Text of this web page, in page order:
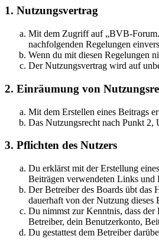
1. Nutzungsvertrag
Mit dem Zugriff auf „BVB-
nachfolgenden Regelungen
Wenn du mit diesen Regelungen
Der Nutzungsvertrag wird auf
2. Einräumung von
Mit dem Erstellen eines Beitrags
Das Nutzungsrecht nach Punkt 2,
3. Pflichten des Nutzers
Du erklärst mit der Erstellung
Beiträgen verwendeten Links und
Der Betreiber des Boards übt das
dauerhaft von der Nutzung dieses
Du nimmst zur Kenntnis, dass
Betreiber, dein Benutzerkonto,
Du gestattest dem Betreiber